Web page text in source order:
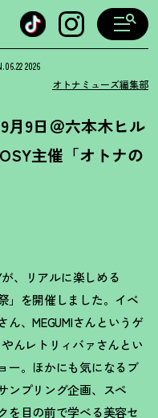
2026
オトナミューズ編集部
月9日＠六本木ヒル
主催「オトナの
、リアルに楽しめる
」を開催しました。イベ
、MEGUMIさんというゲ
んレトリィバァさんとい
ー。ほかにも気になるブ
ンプリング企画、スペ
を目の前で学べる美容セ